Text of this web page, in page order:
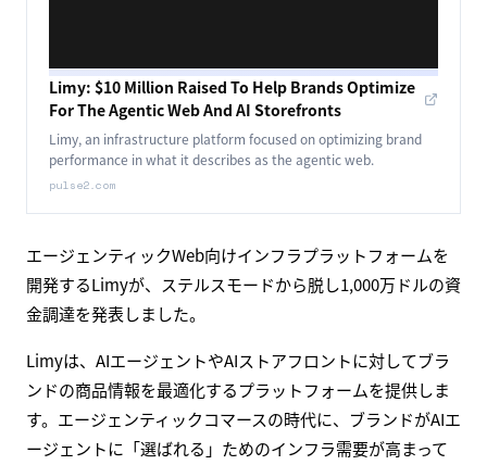
Limy: $10 Million Raised To Help Brands Optimize
For The Agentic Web And AI Storefronts
Limy, an infrastructure platform focused on optimizing brand
performance in what it describes as the agentic web.
pulse2.com
エージェンティックWeb向けインフラプラットフォームを
開発するLimyが、ステルスモードから脱し1,000万ドルの資
金調達を発表しました。
Limyは、AIエージェントやAIストアフロントに対してブラ
ンドの商品情報を最適化するプラットフォームを提供しま
す。エージェンティックコマースの時代に、ブランドがAIエ
ージェントに「選ばれる」ためのインフラ需要が高まって